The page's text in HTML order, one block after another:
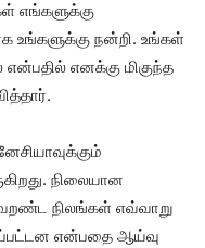
எங்களுக்கு
உங்களுக்கு நன்றி. உங்கள்
என்பதில் எனக்கு மிகுந்த
நிலையான
நிலங்கள் எவ்வாறு
என்பதை ஆய்வு